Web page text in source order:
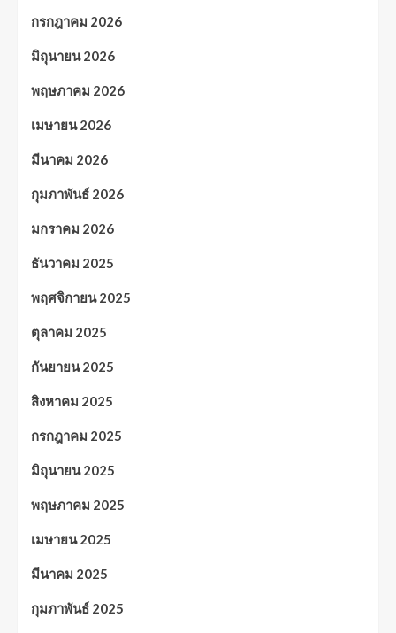
กรกฎาคม 2026
มิถุนายน 2026
พฤษภาคม 2026
เมษายน 2026
มีนาคม 2026
กุมภาพันธ์ 2026
มกราคม 2026
ธันวาคม 2025
พฤศจิกายน 2025
ตุลาคม 2025
กันยายน 2025
สิงหาคม 2025
กรกฎาคม 2025
มิถุนายน 2025
พฤษภาคม 2025
เมษายน 2025
มีนาคม 2025
กุมภาพันธ์ 2025